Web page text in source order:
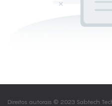
Direitos autorais © 2023 Sabtech